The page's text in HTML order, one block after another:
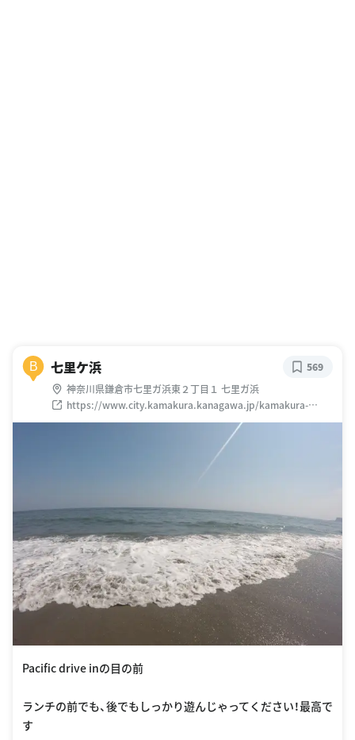
B 七里ケ浜
神奈川県鎌倉市七里ガ浜東２丁目１ 七里ガ浜
https://www.city.kamakura.kanagawa.jp/kamakura-
kankou/meisho/03sitirigahama.html
569
Pacific drive inの目の前
ランチの前でも、後でもしっかり遊んじゃってください！最高で
す